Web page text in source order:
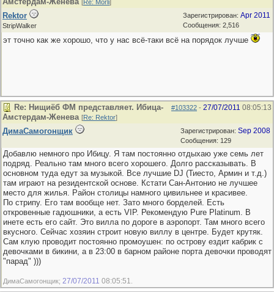
Re: Morli
Зарегистрирован: Apr 2011
Сообщения: 2,516
Rektor
StripWalker
эт точно как же хорошо, что у нас всё-таки всё на порядок лучше
#103322 - 27/07/2011 08:05:13
Re: Нищиёб ФМ представляет. Ибица-
Амстердам-Женева [Re: Rektor]
Зарегистрирован: Sep 2008
Сообщения: 129
ДимаСамогонщик
Добавлю немного про Ибицу. Я там постоянно отдыхаю уже семь лет
подряд. Реально там много всего хорошего. Долго рассказывать. В
основном туда едут за музыкой. Все лучшие DJ (Тиесто, Армин и т.д.)
там играют на резидентской основе. Кстати Сан-Антонио не лучшее
место для жилья. Район столицы намного цивильнее и красивее.
По стрипу. Его там вообще нет. Зато много борделей. Есть
откровенные гадюшники, а есть VIP. Рекомендую Pure Platinum. В
инете есть его сайт. Это вилла по дороге в аэропорт. Там много всего
вкусного. Сейчас хозяин строит новую виллу в центре. Будет крутяк.
Сам клую проводит постоянно промоушен: по острову ездит кабрик с
девочками в бикини, а в 23:00 в барном районе порта девочки проводят
"парад" )))
ДимаСамогонщик; 27/07/2011 08:05:51